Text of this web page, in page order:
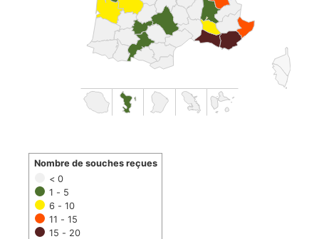
< 0
1 - 5
6 - 10
11 - 15
15 - 20
Nombre de souches reçues